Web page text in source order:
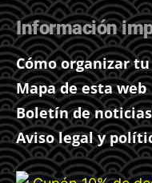
Información
Cómo organizar
Mapa de esta web
Boletín de noticias
Aviso legal y